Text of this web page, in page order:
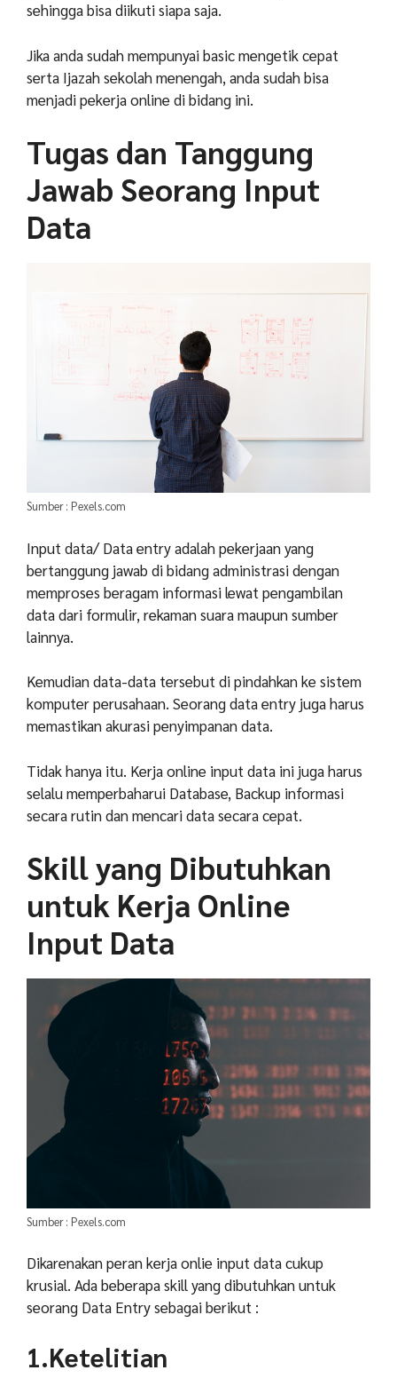
sehingga bisa diikuti siapa saja.
Jika anda sudah mempunyai basic mengetik cepat
serta Ijazah sekolah menengah, anda sudah bisa
menjadi pekerja online di bidang ini.
Tugas dan Tanggung
Jawab Seorang Input
Data
Sumber : Pexels.com
Input data/ Data entry adalah pekerjaan yang
bertanggung jawab di bidang administrasi dengan
memproses beragam informasi lewat pengambilan
data dari formulir, rekaman suara maupun sumber
lainnya.
Kemudian data-data tersebut di pindahkan ke sistem
komputer perusahaan. Seorang data entry juga harus
memastikan akurasi penyimpanan data.
Tidak hanya itu. Kerja online input data ini juga harus
selalu memperbaharui Database, Backup informasi
secara rutin dan mencari data secara cepat.
Skill yang Dibutuhkan
untuk Kerja Online
Input Data
Sumber : Pexels.com
Dikarenakan peran kerja onlie input data cukup
krusial. Ada beberapa skill yang dibutuhkan untuk
seorang Data Entry sebagai berikut :
1.Ketelitian